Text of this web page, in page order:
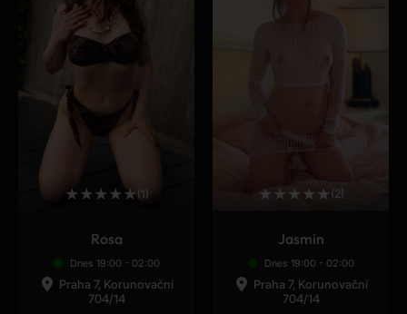
★ ★ ★ ★ ★(1)
Rosa
Dnes 19:00 - 02:00
Praha 7, Korunovační
704/14
★ ★ ★ ★ ★ (2)
Jasmin
Dnes 19:00 - 02:00
Praha 7, Korunovační
704/14